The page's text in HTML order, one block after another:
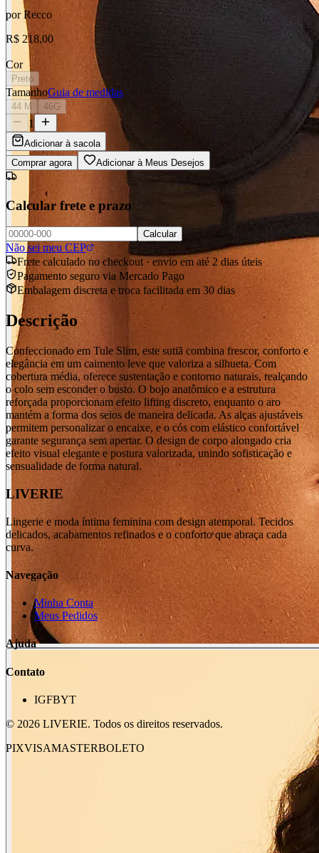
porRecco
R$ 218,00
Cor
Preto
TamanhoGuia de medidas
44 M 46G
1
Adicionar à sacola
Comprar agora
Adicionar à Meus Desejos
Calcular frete e prazo
Calcular
Não sei meu CEP
Frete calculado no checkout · envio em até 2 dias úteis
Pagamento seguro via Mercado Pago
Embalagem discreta e troca facilitada em 30 dias
Descrição
Confeccionado em Tule Slim, este sutiã combina frescor, conforto e
elegância em um caimento leve que valoriza a silhueta. Com
cobertura média, oferece sustentação e contorno naturais, realçando
o colo sem esconder o busto. O bojo anatômico e a estrutura
reforçada proporcionam efeito lifting discreto, enquanto o aro
mantém a forma dos seios de maneira delicada. As alças ajustáveis
permitem personalizar o encaixe, e o cós com elástico confortável
garante segurança sem apertar. O design de corpo alongado cria
efeito visual elegante e postura valorizada, unindo sofisticação e
sensualidade de forma natural.
LIVERIE
Lingerie e moda íntima feminina com design atemporal. Tecidos
delicados, acabamentos refinados e o conforto que abraça cada
curva.
Navegação
Minha Conta
Meus Pedidos
Ajuda
Contato
IGFBYT
© 2026 LIVERIE. Todos os direitos reservados.
PIXVISAMASTERBOLETO